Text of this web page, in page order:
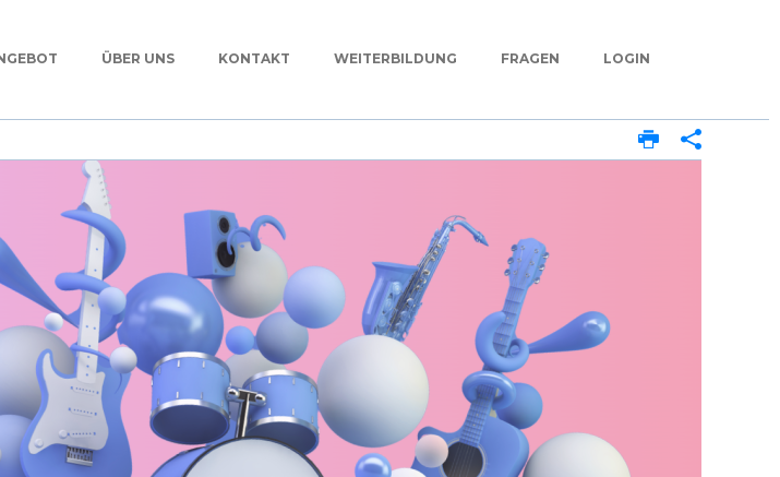
ÜBER UNS KONTAKT WEITERBILDUNG FRAGEN LOGIN